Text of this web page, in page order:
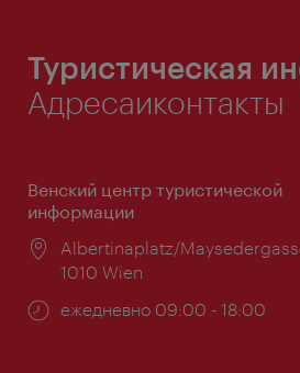
Туристическая
Адресаиконтакты
Венский центр туристической
информации
Расположение:
Albertinaplatz/
1010 Wien
Часы
ежедневно 09:00 - 18:00